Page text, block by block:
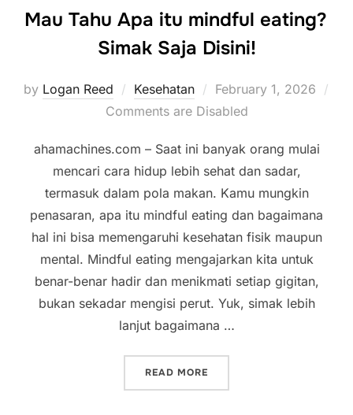
Mau Tahu Apa itu mindful eating?
Simak Saja Disini!
by Logan Reed Kesehatan
Posted
on
February 1, 2026
Comments are Disabled
ahamachines.com – Saat ini banyak orang mulai
mencari cara hidup lebih sehat dan sadar,
termasuk dalam pola makan. Kamu mungkin
penasaran, apa itu mindful eating dan bagaimana
hal ini bisa memengaruhi kesehatan fisik maupun
mental. Mindful eating mengajarkan kita untuk
benar-benar hadir dan menikmati setiap gigitan,
bukan sekadar mengisi perut. Yuk, simak lebih
lanjut bagaimana …
READ MORE